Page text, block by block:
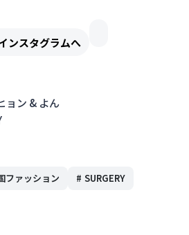
ンスタグラムへ
ョン & よん
ファッション # SURGERY